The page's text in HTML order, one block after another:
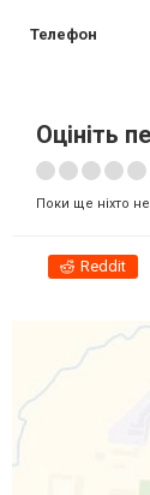
Телефон
Оцініть
Поки ще ніхто
Reddit